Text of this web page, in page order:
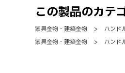
この製品のカテ
家具金物・建築金物 > ハンド
家具金物・建築金物
> ハンド